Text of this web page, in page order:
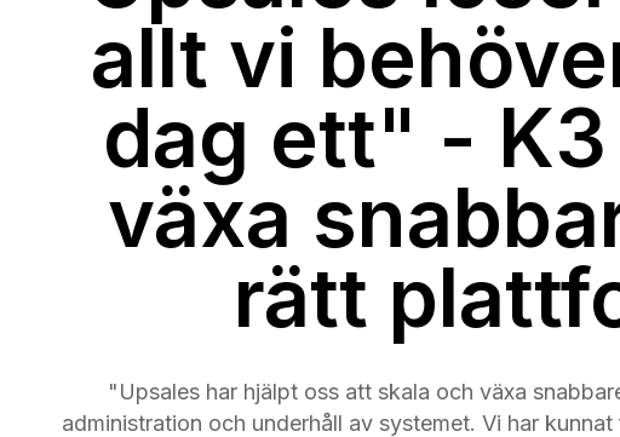
allt vi
dag ett" -
växa
rätt
"Upsales har hjälpt oss att skala och växa
administration och underhåll av systemet. Vi har